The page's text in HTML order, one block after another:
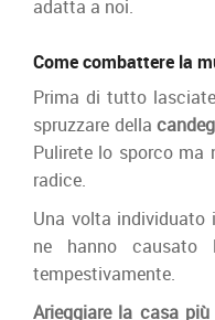
adatta a noi.
Come combattere la
Prima di tutto
spruzzare della
Pulirete lo sporco ma
radice.
Una volta
ne hanno causato
tempestivamente.
Arieggiare la casa